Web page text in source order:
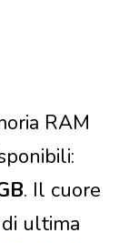
RAM
. Il cuore
ultima